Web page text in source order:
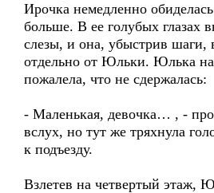
Ирочка немедленно
больше. В ее голубых глазах
слезы, и она, убыстрив шаги,
отдельно от Юльки. Юлька
пожалела, что не сдержалась:
- Маленькая, девочка… , -
вслух, но тут же тряхнула
к подъезду.
Взлетев на четвертый этаж,